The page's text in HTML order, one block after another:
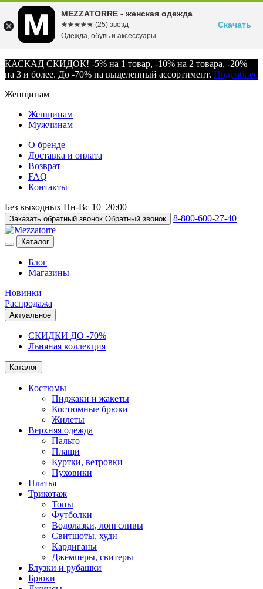
КАСКАД СКИДОК! -5% на 1 товар, -10% на 2 товара, -20%
на 3 и более. До -70% на выделенный ассортимент. Подробнее
Женщинам
Женщинам
Мужчинам
О бренде
Доставка и оплата
Возврат
FAQ
Контакты
Без выходных Пн-Вс 10–20:00
Заказать обратный звонок Обратный звонок 8-800-600-27-40
Каталог
Блог
Магазины
Новинки
Распродажа
Актуальное
СКИДКИ ДО -70%
Льняная коллекция
Каталог
Костюмы
Пиджаки и жакеты
Костюмные брюки
Жилеты
Верхняя одежда
Пальто
Плащи
Куртки, ветровки
Пуховики
Платья
Трикотаж
Топы
Футболки
Водолазки, лонгсливы
Свитшоты, худи
Кардиганы
Джемперы, свитеры
Блузки и рубашки
Брюки
MEZZATORRE - женская одежда
☆☆☆☆☆
★★★★★ (25) звезд
Одежда, обувь и аксессуары
Скачать